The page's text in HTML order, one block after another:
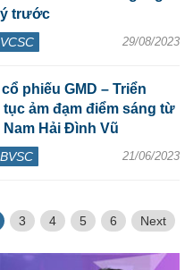
trước
29/08/2023
phiếu GMD – Triển
ảm đạm điểm sáng từ
Nam Hải Đình Vũ
21/06/2023
3 4 5 6 Next